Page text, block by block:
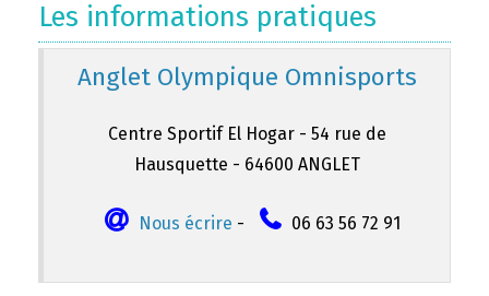
Les informations pratiques
Anglet Olympique Omnisports
Centre Sportif El Hogar - 54 rue de
Hausquette - 64600 ANGLET
Nous écrire - 06 63 56 72 91